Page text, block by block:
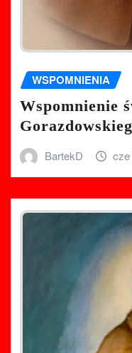
WSPOMNIENIA
Wspomnienie
BartekD cze